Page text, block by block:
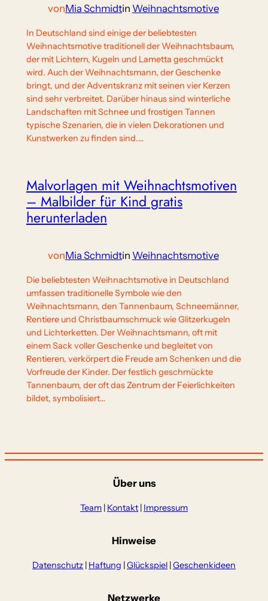
vonMia Schmidtin Weihnachtsmotive
In Deutschland sind einige der beliebtesten
Weihnachtsmotive traditionell der Weihnachtsbaum,
der mit Lichtern, Kugeln und Lametta geschmückt
wird. Auch der Weihnachtsmann, der Geschenke
bringt, und der Adventskranz mit seinen vier Kerzen
sind sehr verbreitet. Darüber hinaus sind winterliche
Landschaften mit Schnee und frostigen Tannen
typische Szenarien, die in vielen Dekorationen und
Kunstwerken zu finden sind.…
Malvorlagen mit Weihnachtsmotiven
– Malbilder für Kind gratis
herunterladen
vonMia Schmidtin Weihnachtsmotive
Die beliebtesten Weihnachtsmotive in Deutschland
umfassen traditionelle Symbole wie den
Weihnachtsmann, den Tannenbaum, Schneemänner,
Rentiere und Christbaumschmuck wie Glitzerkugeln
und Lichterketten. Der Weihnachtsmann, oft mit
einem Sack voller Geschenke und begleitet von
Rentieren, verkörpert die Freude am Schenken und die
Vorfreude der Kinder. Der festlich geschmückte
Tannenbaum, der oft das Zentrum der Feierlichkeiten
bildet, symbolisiert…
Über uns
Team | Kontakt | Impressum
Hinweise
Datenschutz | Haftung |Glückspiel |Geschenkideen
Netzwerke